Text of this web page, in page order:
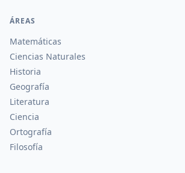
ÁREAS
Matemáticas
Ciencias Naturales
Historia
Geografía
Literatura
Ciencia
Ortografía
Filosofía